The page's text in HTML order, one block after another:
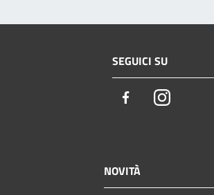
SEGUICI SU
FacebookInstagram
NOVITÀ